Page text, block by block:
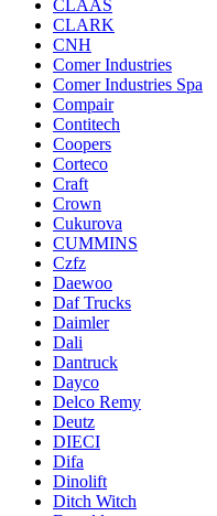
CLAAS
CLARK
CNH
Comer Industries
Comer Industries Spa
Compair
Contitech
Coopers
Corteco
Craft
Crown
Cukurova
CUMMINS
Czfz
Daewoo
Daf Trucks
Daimler
Dali
Dantruck
Dayco
Delco Remy
Deutz
DIECI
Difa
Dinolift
Ditch Witch